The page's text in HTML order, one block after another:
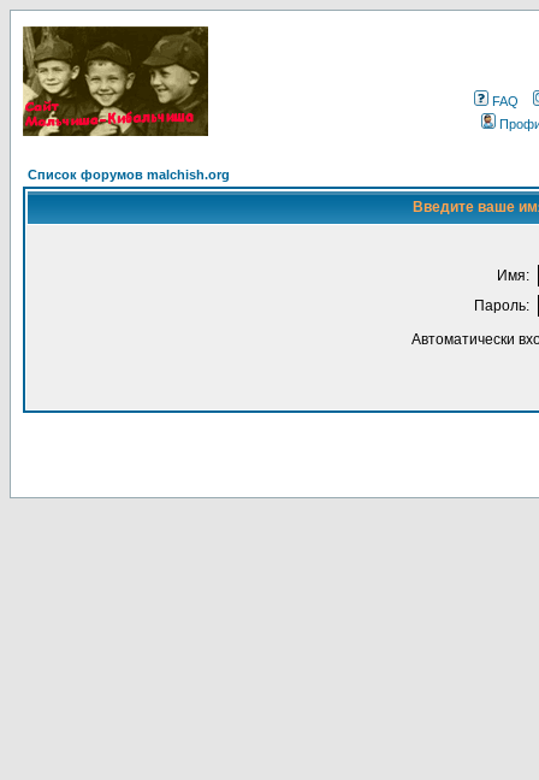
FAQ
Список форумов malchish.org
Введите ваше
Имя:
Пароль:
Автоматически